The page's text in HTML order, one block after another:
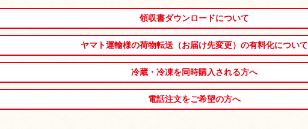
領収書ダウンロードについて
ヤマト運輸様の荷物転送（お届け先変更）の有料化について
冷蔵・冷凍を同時購入される方へ
電話注文をご希望の方へ